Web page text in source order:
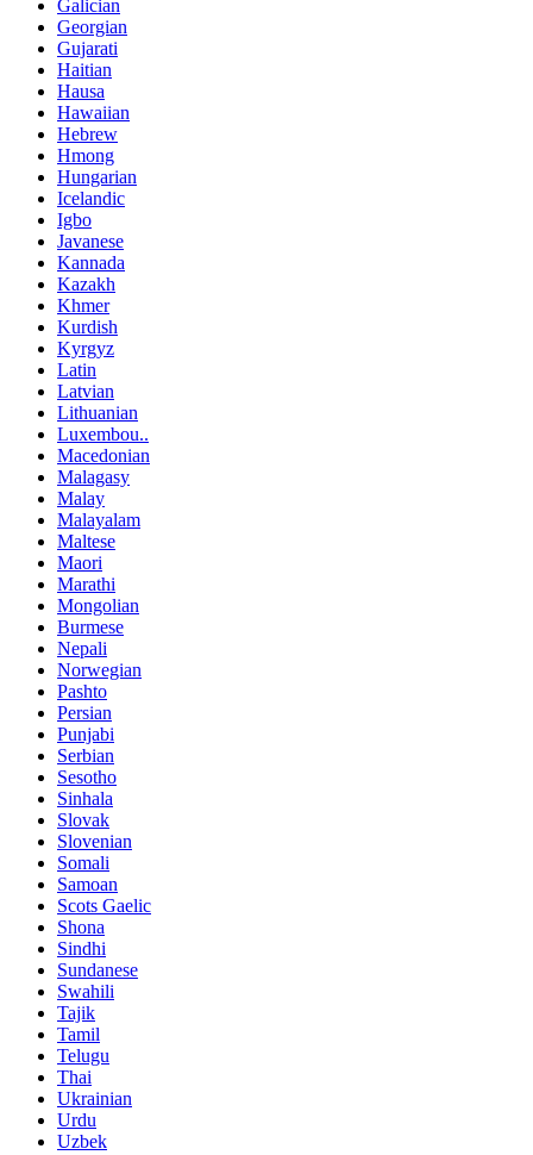
Galician
Georgian
Gujarati
Haitian
Hausa
Hawaiian
Hebrew
Hmong
Hungarian
Icelandic
Igbo
Javanese
Kannada
Kazakh
Khmer
Kurdish
Kyrgyz
Latin
Latvian
Lithuanian
Luxembou..
Macedonian
Malagasy
Malay
Malayalam
Maltese
Maori
Marathi
Mongolian
Burmese
Nepali
Norwegian
Pashto
Persian
Punjabi
Serbian
Sesotho
Sinhala
Slovak
Slovenian
Somali
Samoan
Scots Gaelic
Shona
Sindhi
Sundanese
Swahili
Tajik
Tamil
Telugu
Thai
Ukrainian
Urdu
Uzbek